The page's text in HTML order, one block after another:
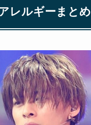
レルギーまとめ